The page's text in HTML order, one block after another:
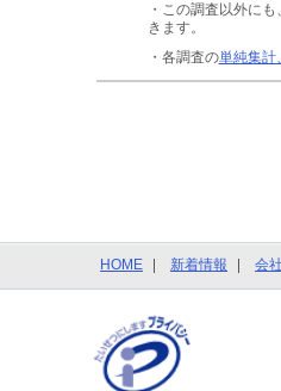
・この調査以外に
きます。
・各調査の単純集計
HOME 新着情報 会